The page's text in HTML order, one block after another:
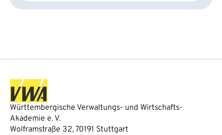
Württembergische Verwaltungs- und Wirtschafts-
Akademie e. V.
Wolframstraße 32, 70191 Stuttgart